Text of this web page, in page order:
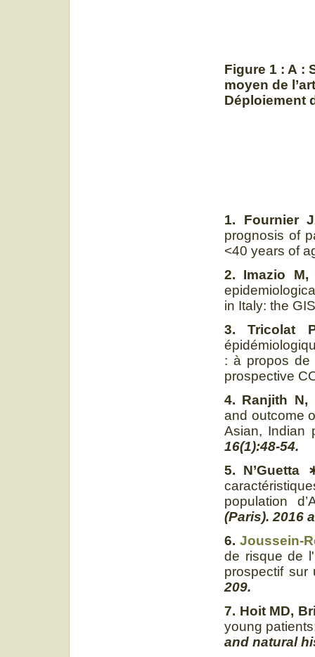
Figure 1 : A :
moyen de
Déploiement
1. Fournier
prognosis of
<40 years of
2. Imazio
in Italy: the
3. Tricolat
: à propos de
prospective
4. Ranjith N,
and outcome
Asian, Indian
16(1):48-54.
5.
N’Guetta
population
(Paris). 2016
6. Joussein-
de risque de
prospectif
209.
7. Hoit MD,
young
and natural